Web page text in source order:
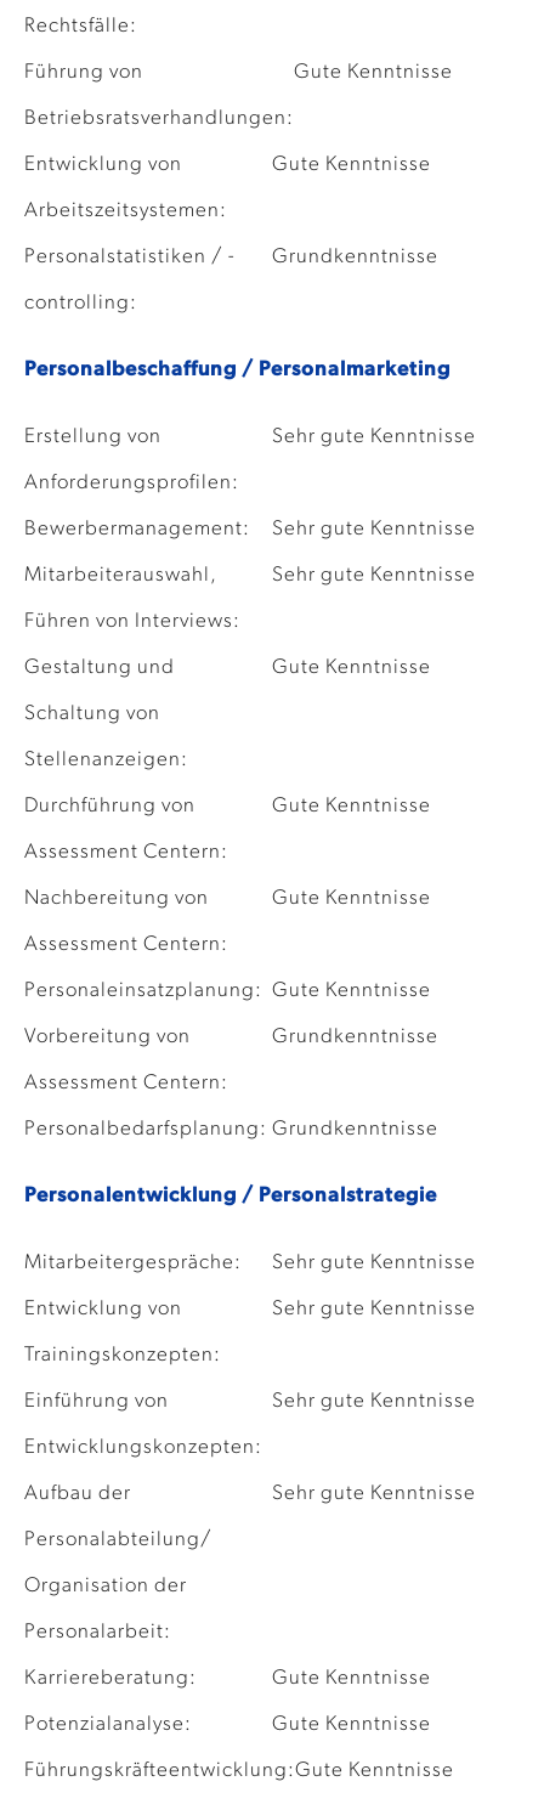
Rechtsfälle:
Führung von
Betriebsratsverhandlungen:
Gute Kenntnisse
Entwicklung von
Arbeitszeitsystemen:
Gute Kenntnisse
Personalstatistiken / -
controlling:
Grundkenntnisse
Personalbeschaffung / Personalmarketing
Erstellung von
Anforderungsprofilen:
Sehr gute Kenntnisse
Bewerbermanagement: Sehr gute Kenntnisse
Mitarbeiterauswahl,
Führen von Interviews:
Sehr gute Kenntnisse
Gestaltung und
Schaltung von
Stellenanzeigen:
Gute Kenntnisse
Durchführung von
Assessment Centern:
Gute Kenntnisse
Nachbereitung von
Assessment Centern:
Gute Kenntnisse
Personaleinsatzplanung: Gute Kenntnisse
Vorbereitung von
Assessment Centern:
Grundkenntnisse
Personalbedarfsplanung: Grundkenntnisse
Personalentwicklung / Personalstrategie
Mitarbeitergespräche: Sehr gute Kenntnisse
Entwicklung von
Trainingskonzepten:
Sehr gute Kenntnisse
Einführung von
Entwicklungskonzepten:
Sehr gute Kenntnisse
Aufbau der
Personalabteilung/
Organisation der
Personalarbeit:
Sehr gute Kenntnisse
Karriereberatung: Gute Kenntnisse
Potenzialanalyse: Gute Kenntnisse
Führungskräfteentwicklung:Gute Kenntnisse